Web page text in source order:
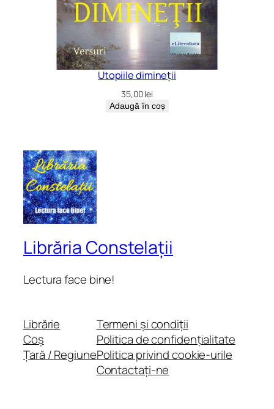
Utopiile dimineții
35,00lei
Adaugă în coș
Librăria Constelații
Lectura face bine!
Librărie
Coș
Țară / Regiune
Termeni și condiții
Politica de confidențialitate
Politica privind cookie-urile
Contactați-ne